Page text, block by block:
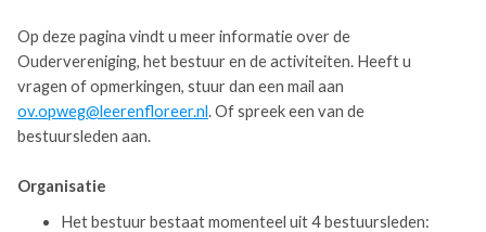
Op deze pagina vindt u meer informatie over de
Oudervereniging, het bestuur en de activiteiten. Heeft u
vragen of opmerkingen, stuur dan een mail aan
ov.opweg@leerenfloreer.nl. Of spreek een van de
bestuursleden aan.
Organisatie
Het bestuur bestaat momenteel uit 4 bestuursleden: